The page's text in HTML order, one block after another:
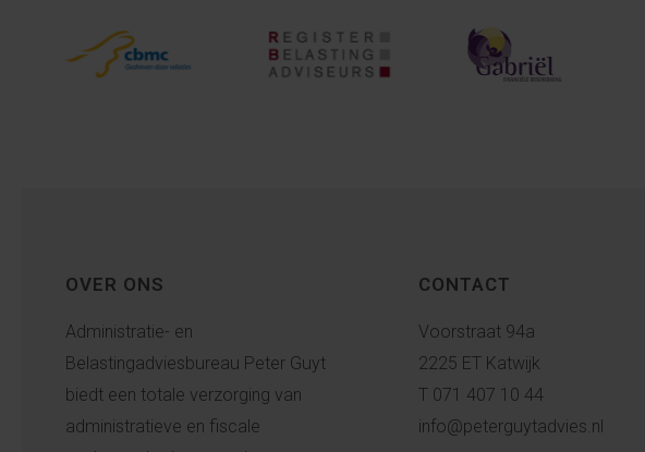
OVER ONS
Administratie- en
Belastingadviesbureau Peter Guyt
biedt een totale verzorging van
administratieve en fiscale
CONTACT
Voorstraat 94a
2225 ET Katwijk
T 071 407 10 44
info@peterguytadvies.nl